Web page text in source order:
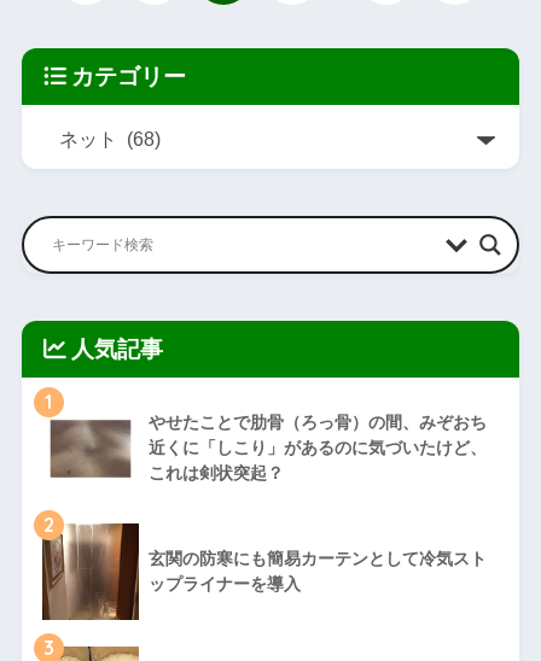
カテゴリー
人気記事
1
やせたことで肋骨（ろっ骨）の間、みぞおち
近くに「しこり」があるのに気づいたけど、
これは剣状突起？
2
玄関の防寒にも簡易カーテンとして冷気スト
ップライナーを導入
3